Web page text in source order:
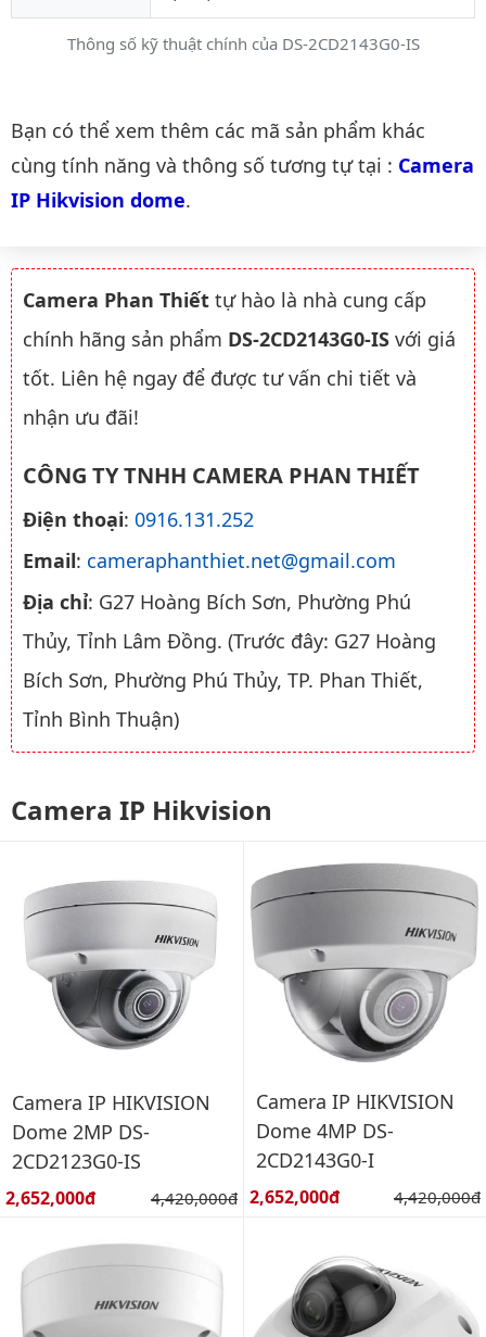
Thông số kỹ thuật chính của DS-2CD2143G0-IS
Danh mục liên quan
Bạn có thể xem thêm các mã sản phẩm khác
cùng tính năng và thông số tương tự tại : Camera
IP Hikvision dome.
Camera Phan Thiết tự hào là nhà cung cấp
chính hãng sản phẩm DS-2CD2143G0-IS với giá
tốt. Liên hệ ngay để được tư vấn chi tiết và
nhận ưu đãi!
CÔNG TY TNHH CAMERA PHAN THIẾT
Điện thoại: 0916.131.252
Email: cameraphanthiet.net@gmail.com
Địa chỉ: G27 Hoàng Bích Sơn, Phường Phú
Thủy, Tỉnh Lâm Đồng. (Trước đây: G27 Hoàng
Bích Sơn, Phường Phú Thủy, TP. Phan Thiết,
Tỉnh Bình Thuận)
Camera IP Hikvision
Camera IP HIKVISION
Dome 2MP DS-
2CD2123G0-IS
Giá bán:
2,652,000đ Giá gốc:
4,420,000đ
Camera IP HIKVISION
Dome 4MP DS-
2CD2143G0-I
Giá bán:
2,652,000đ Giá gốc:
4,420,000đ